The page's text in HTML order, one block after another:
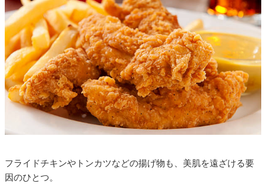
フライドチキンやトンカツなどの揚げ物も、美肌を遠ざける要
因のひとつ。